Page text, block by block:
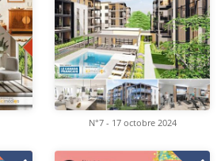
N°7 - 17 octobre 2024